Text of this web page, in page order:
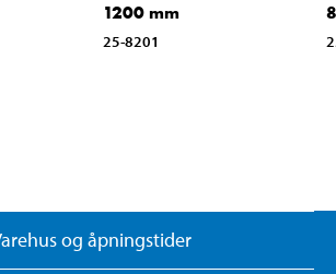
1200 mm
25-8201
og åpningstider